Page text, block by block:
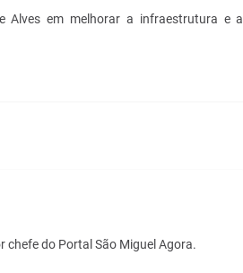
Alves em melhorar a infraestrutura e a
do Portal São Miguel Agora.